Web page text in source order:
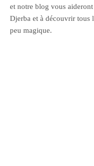
et notre blog vous
Djerba et à découvrir tous
peu magique.